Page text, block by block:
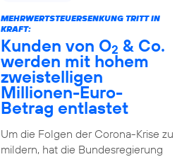
MEHRWERTSTEUERSENKUNG TRITT IN
KRAFT:
Kunden von O2 & Co.
werden mit hohem
zweistelligen
Millionen-Euro-
Betrag entlastet
Um die Folgen der Corona-Krise zu
mildern, hat die Bundesregierung